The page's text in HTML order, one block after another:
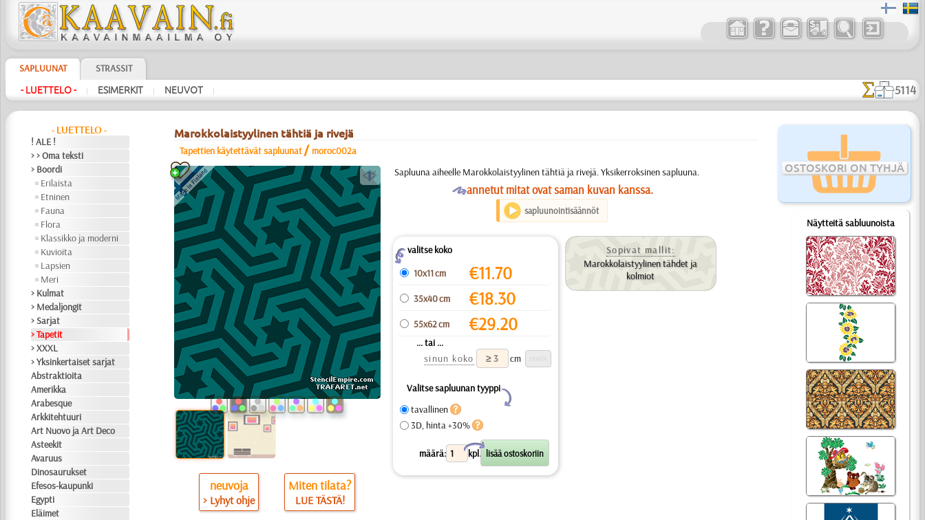
SAPLUUNAT STRASSIT
- LUETTELO - | ESIMERKIT | NEUVOT | 5114
- LUETTELO -
! ALE !
> > Oma teksti
> Boordi
Erilaista
Etninen
Fauna
Flora
Klassikko ja moderni
Kuvioita
Lapsien
Meri
> Kulmat
> Medaljongit
> Sarjat
> Tapetit
> XXXL
> Yksinkertaiset sarjat
Abstraktioita
Amerikka
Arabesque
Arkkitehtuuri
Art Nuovo ja Art Deco
Asteekit
Avaruus
Dinosaurukset
Efesos-kaupunki
Egypti
Eläimet
OSTOSKORI ON TYHJÄ
Näytteitä sabluunoista
Marokkolaistyylinen tähtiä ja rivejä
Tapettien käytettävät sapluunat / moroc002a
a
neuvoja
> Lyhyt ohje
Miten tilata?
LUE TÄSTÄ!
Sapluuna aiheelle Marokkolaistyylinen tähtiä ja rivejä. Yksikerroksinen sapluuna.
Oannetut mitat ovat saman kuvan kanssa.
sapluunointisäännöt
Zvalitse koko
10x11 cm
€11.70
35x40 cm €18.30
55x62 cm €29.20
... tai ...
sinun koko
cm
Valitse sapluunan tyyppi
Y
tavallinen
3D, hinta +30%
määrä: kpl.
X
Sopivat mallit:
Marokkolaistyylinen tähdet ja
kolmiot